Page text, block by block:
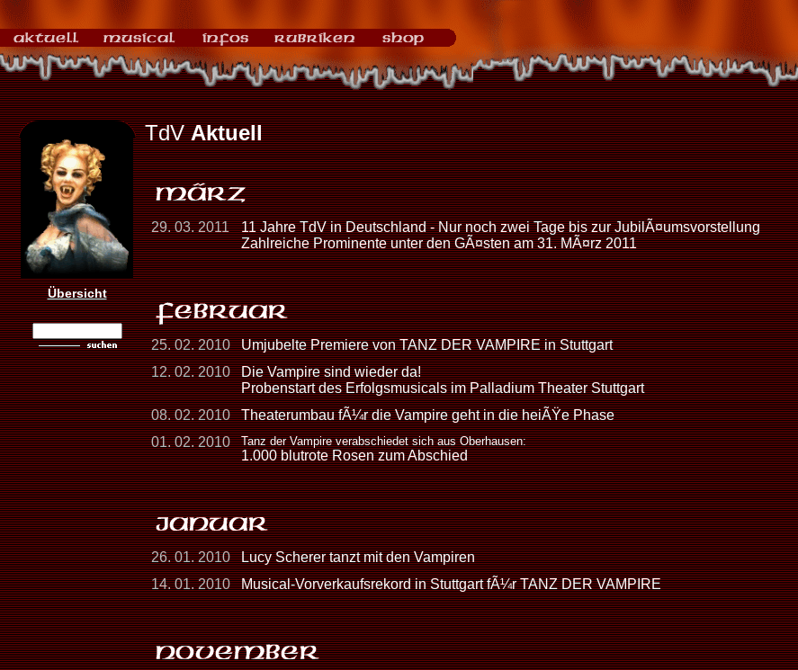
Übersicht
TdVAktuell
29. 03. 2011
11 Jahre TdV in Deutschland - Nur noch zwei Tage bis zur JubilÃ¤umsvorstellung
Zahlreiche Prominente unter den GÃ¤sten am 31. MÃ¤rz 2011
25. 02. 2010
Umjubelte Premiere von TANZ DER VAMPIRE in Stuttgart
12. 02. 2010
Die Vampire sind wieder da!
Probenstart des Erfolgsmusicals im Palladium Theater Stuttgart
08. 02. 2010
Theaterumbau fÃ¼r die Vampire geht in die heiÃŸe Phase
01. 02. 2010
Tanz der Vampire verabschiedet sich aus Oberhausen:
1.000 blutrote Rosen zum Abschied
26. 01. 2010
Lucy Scherer tanzt mit den Vampiren
14. 01. 2010
Musical-Vorverkaufsrekord in Stuttgart fÃ¼r TANZ DER VAMPIRE